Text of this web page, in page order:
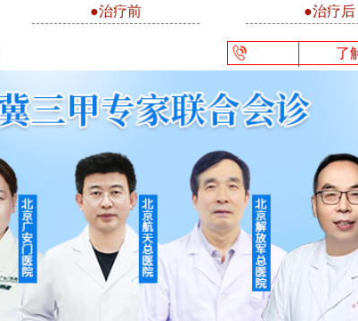
●治疗前 ●治疗后
了